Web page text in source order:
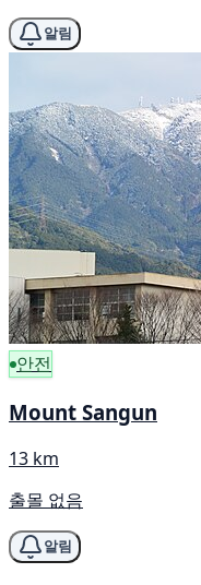
알림
안전
Mount Sangun
13 km
출몰 없음
알림